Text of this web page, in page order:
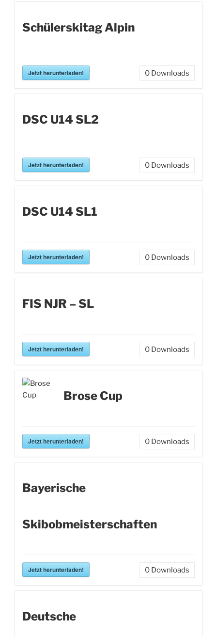
Schülerskitag Alpin
Jetzt herunterladen! 0 Downloads
DSC U14 SL2
Jetzt herunterladen! 0 Downloads
DSC U14 SL1
Jetzt herunterladen! 0 Downloads
FIS NJR – SL
Jetzt herunterladen! 0 Downloads
Brose Cup
Jetzt herunterladen! 0 Downloads
Bayerische
Skibobmeisterschaften
Jetzt herunterladen! 0 Downloads
Deutsche